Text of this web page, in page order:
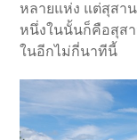
หลายแห่ง แต่สุสา
หนึ่งในนั้นก็คือสุสา
ในอีกไม่กี่นาทีนี้